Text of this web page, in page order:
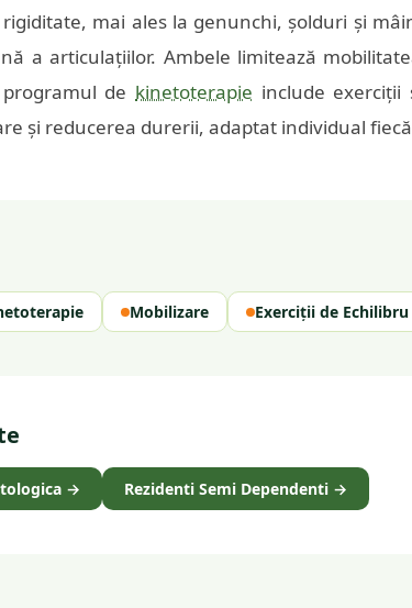
mai ales la genunchi, șolduri și
a articulațiilor. Ambele limitează
de kinetoterapie include exerciții
și reducerea durerii, adaptat individual
Mobilizare Exerciții de Echilibru
→ Rezidenti Semi Dependenti →